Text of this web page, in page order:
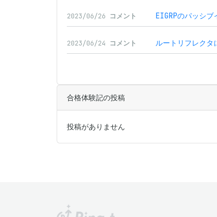
2023/06/26 コメント EIGRPのパッシブ
2023/06/24 コメント ルートリフレクタ
合格体験記の投稿
投稿がありません